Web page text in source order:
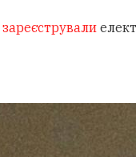
зареєстрували